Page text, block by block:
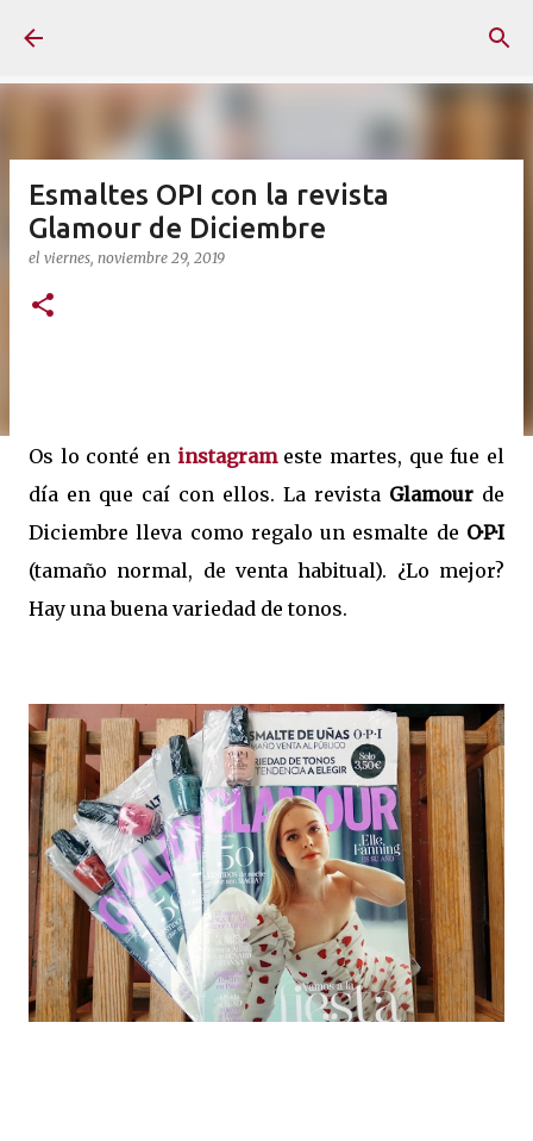
Esmaltes OPI con la revista
Glamour de Diciembre
el viernes, noviembre 29, 2019
Os lo conté en instagram este martes, que fue el
día en que caí con ellos. La revista Glamour de
Diciembre lleva como regalo un esmalte de O·P·I
(tamaño normal, de venta habitual). ¿Lo mejor?
Hay una buena variedad de tonos.